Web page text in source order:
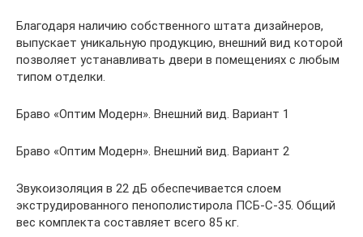
Благодаря наличию собственного штата дизайнеров,
выпускает уникальную продукцию, внешний вид которой
позволяет устанавливать двери в помещениях с любым
типом отделки.
Браво «Оптим Модерн». Внешний вид. Вариант 1
Браво «Оптим Модерн». Внешний вид. Вариант 2
Звукоизоляция в 22 дБ обеспечивается слоем
экструдированного пенополистирола ПСБ-С-35. Общий
вес комплекта составляет всего 85 кг.